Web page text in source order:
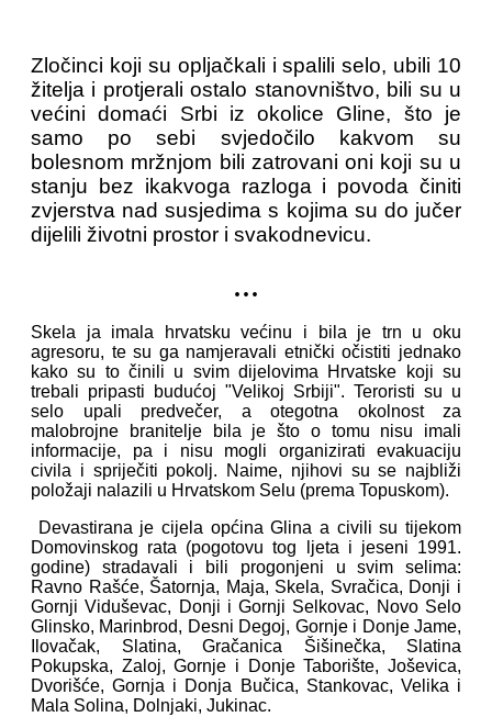
Zločinci koji su opljačkali i spalili selo, ubili 10
žitelja i protjerali ostalo stanovništvo, bili su u
većini domaći Srbi iz okolice Gline, što je
samo po sebi svjedočilo kakvom su
bolesnom mržnjom bili zatrovani oni koji su u
stanju bez ikakvoga razloga i povoda činiti
zvjerstva nad susjedima s kojima su do jučer
dijelili životni prostor i svakodnevicu.
...
Skela ja imala hrvatsku većinu i bila je trn u oku
agresoru, te su ga namjeravali etnički očistiti jednako
kako su to činili u svim dijelovima Hrvatske koji su
trebali pripasti budućoj "Velikoj Srbiji". Teroristi su u
selo upali predvečer, a otegotna okolnost za
malobrojne branitelje bila je što o tomu nisu imali
informacije, pa i nisu mogli organizirati evakuaciju
civila i spriječiti pokolj. Naime, njihovi su se najbliži
položaji nalazili u Hrvatskom Selu (prema Topuskom).
Devastirana je cijela općina Glina a civili su tijekom
Domovinskog rata (pogotovu tog ljeta i jeseni 1991.
godine) stradavali i bili progonjeni u svim selima:
Ravno Rašće, Šatornja, Maja, Skela, Svračica, Donji i
Gornji Viduševac, Donji i Gornji Selkovac, Novo Selo
Glinsko, Marinbrod, Desni Degoj, Gornje i Donje Jame,
Ilovačak, Slatina, Gračanica Šišinečka, Slatina
Pokupska, Zaloj, Gornje i Donje Taborište, Joševica,
Dvorišće, Gornja i Donja Bučica, Stankovac, Velika i
Mala Solina, Dolnjaki, Jukinac.